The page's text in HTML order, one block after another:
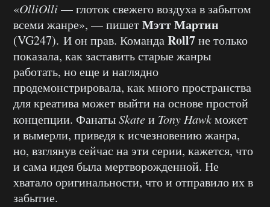
«OlliOlli— глоток свежего воздуха в забытом
всеми жанре», — пишетМэтт Мартин
(VG247). И он прав. КомандаRoll7не только
показала, как заставить старые жанры
работать, но еще и наглядно
продемонстрировала, как много пространства
для креатива может выйти на основе простой
концепции. ФанатыSkateи Tony Hawkможет
и вымерли, приведя к исчезновению жанра,
но, взглянув сейчас на эти серии, кажется, что
и сама идея была мертворожденной. Не
хватало оригинальности, что и отправило их в
забытие.